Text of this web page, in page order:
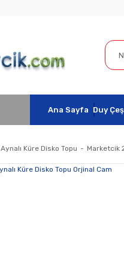
Ana Sayfa Duy
Aynalı Küre Disko Topu Marketcik